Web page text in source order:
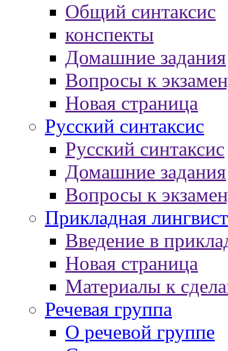
Общий синтаксис
конспекты
Домашние задания
Вопросы к
Новая страница
Русский синтаксис
Русский синтаксис
Домашние задания
Вопросы к
Прикладная
Введение в
Новая страница
Материалы к
Речевая группа
О речевой группе